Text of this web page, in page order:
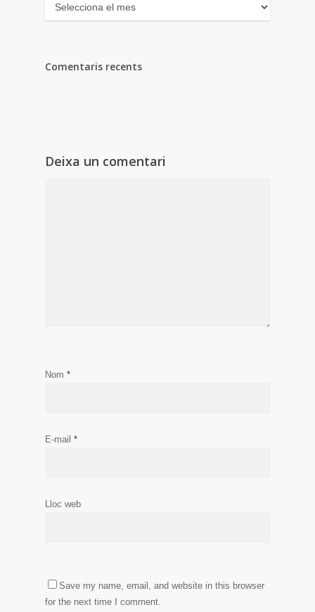
Comentaris recents
Deixa un comentari
Nom *
E-mail *
Lloc web
Save my name, email, and website in this browser
for the next time I comment.